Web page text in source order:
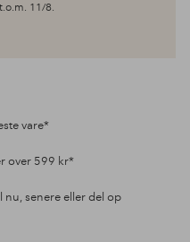
11/8.
vare*
over 599 kr*
nu, senere eller del op